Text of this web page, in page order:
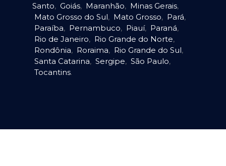
Santo, Goiás, Maranhão, Minas Gerais,
Mato Grosso do Sul, Mato Grosso, Pará,
Paraíba, Pernambuco, Piauí, Paraná,
Rio de Janeiro, Rio Grande do Norte,
Rondônia, Roraima, Rio Grande do Sul,
Santa Catarina, Sergipe, São Paulo,
Tocantins.